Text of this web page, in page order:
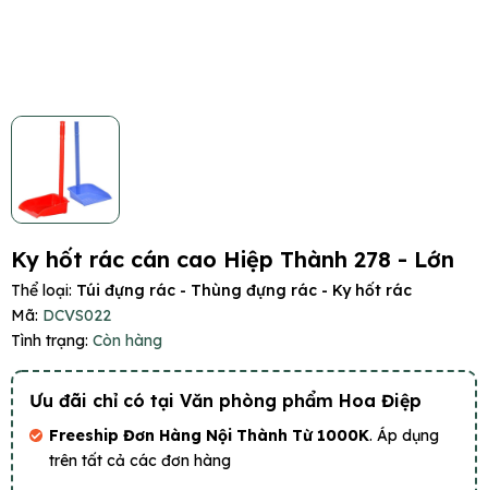
Ky hốt rác cán cao Hiệp Thành 278 - Lớn
Thể loại: Túi đựng rác - Thùng đựng rác - Ky hốt rác
Mã: DCVS022
Tình trạng: Còn hàng
Ưu đãi chỉ có tại Văn phòng phẩm Hoa Điệp
Freeship Đơn Hàng Nội Thành Từ 1000K. Áp dụng
trên tất cả các đơn hàng